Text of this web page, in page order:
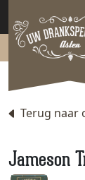
Terug naar
Jameson